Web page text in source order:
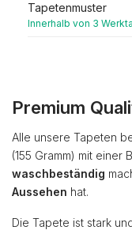
Tapetenmuster
Innerhalb von 3
Premium
Alle unsere Tapeten
(155 Gramm) mit
waschbeständig
Aussehen hat.
Die Tapete ist stark